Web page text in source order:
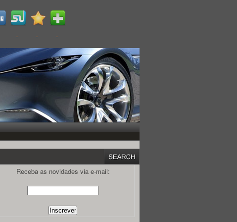
Receba as novidades via e-mail: